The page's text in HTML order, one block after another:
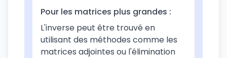
Pour les matrices plus grandes :
L'inverse peut être trouvé en
utilisant des méthodes comme les
matrices adjointes ou l'élimination